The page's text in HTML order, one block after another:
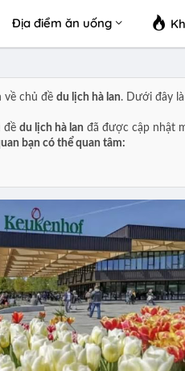
Địa điểm ăn uống
về chủ đề du lịch hà lan. Dưới đây
đề du lịch hà lan đã được cập nhật
bạn có thể quan tâm: